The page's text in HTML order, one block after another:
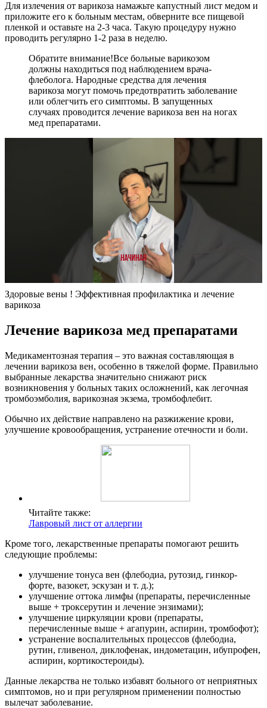
Для излечения от варикоза намажьте капустный лист медом и
приложите его к больным местам, обверните все пищевой
пленкой и оставьте на 2-3 часа. Такую процедуру нужно
проводить регулярно 1-2 раза в неделю.
Обратите внимание!Все больные варикозом
должны находиться под наблюдением врача-
флеболога. Народные средства для лечения
варикоза могут помочь предотвратить заболевание
или облегчить его симптомы. В запущенных
случаях проводится лечение варикоза вен на ногах
мед препаратами.
Здоровые вены ! Эффективная профилактика и лечение
варикоза
Лечение варикоза мед препаратами
Медикаментозная терапия – это важная составляющая в
лечении варикоза вен, особенно в тяжелой форме. Правильно
выбранные лекарства значительно снижают риск
возникновения у больных таких осложнений, как легочная
тромбоэмболия, варикозная экзема, тромбофлебит.
Обычно их действие направлено на разжижение крови,
улучшение кровообращения, устранение отечности и боли.
Читайте также:
Лавровый лист от аллергии
Кроме того, лекарственные препараты помогают решить
следующие проблемы:
улучшение тонуса вен (флебодиа, рутозид, гинкор-
форте, вазокет, эскузан и т. д.);
улучшение оттока лимфы (препараты, перечисленные
выше + троксерутин и лечение энзимами);
улучшение циркуляции крови (препараты,
перечисленные выше + агапурин, аспирин, тромбофот);
устранение воспалительных процессов (флебодиа,
рутин, гливенол, диклофенак, индометацин, ибупрофен,
аспирин, кортикостероиды).
Данные лекарства не только избавят больного от неприятных
симптомов, но и при регулярном применении полностью
вылечат заболевание.